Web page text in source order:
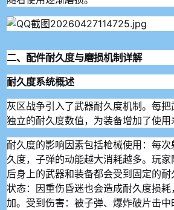
二、配件耐久度与磨损机制详解
耐久度系统概述
灰区战争引入了武器耐久度机制。每
独立的耐久度数值，为装备增加了使用
耐久度的影响因素包括枪械使用：每
久度，子弹的动能越大消耗越多。玩
后身上的武器和装备都会受到固定的
状态：因重伤昏迷也会造成耐久度损
加。受到伤害：被子弹、爆炸破片击中